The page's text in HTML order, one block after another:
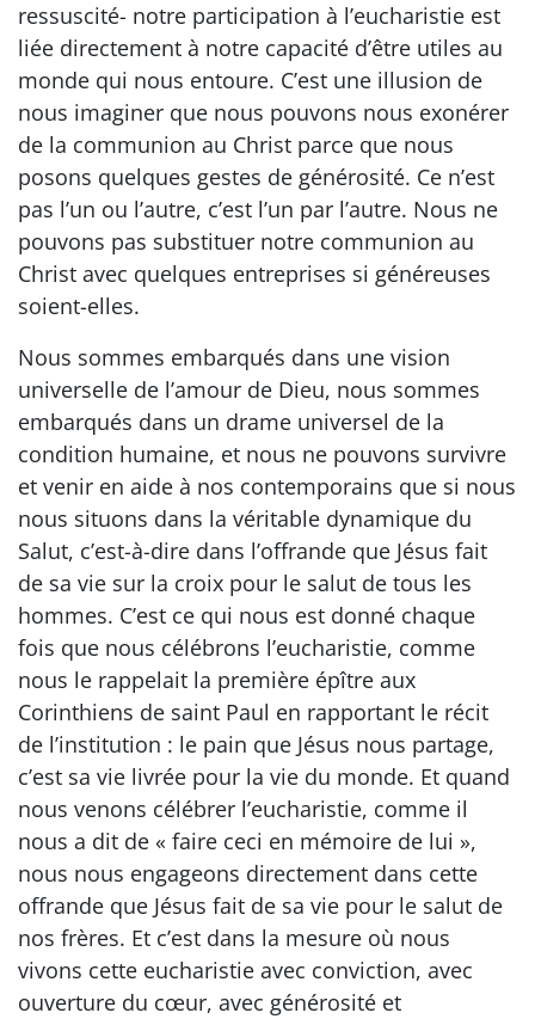
ressuscité- notre participation à l’eucharistie est
liée directement à notre capacité d’être utiles au
monde qui nous entoure. C’est une illusion de
nous imaginer que nous pouvons nous exonérer
de la communion au Christ parce que nous
posons quelques gestes de générosité. Ce n’est
pas l’un ou l’autre, c’est l’un par l’autre. Nous ne
pouvons pas substituer notre communion au
Christ avec quelques entreprises si généreuses
soient-elles.
Nous sommes embarqués dans une vision
universelle de l’amour de Dieu, nous sommes
embarqués dans un drame universel de la
condition humaine, et nous ne pouvons survivre
et venir en aide à nos contemporains que si nous
nous situons dans la véritable dynamique du
Salut, c’est-à-dire dans l’offrande que Jésus fait
de sa vie sur la croix pour le salut de tous les
hommes. C’est ce qui nous est donné chaque
fois que nous célébrons l’eucharistie, comme
nous le rappelait la première épître aux
Corinthiens de saint Paul en rapportant le récit
de l’institution : le pain que Jésus nous partage,
c’est sa vie livrée pour la vie du monde. Et quand
nous venons célébrer l’eucharistie, comme il
nous a dit de « faire ceci en mémoire de lui »,
nous nous engageons directement dans cette
offrande que Jésus fait de sa vie pour le salut de
nos frères. Et c’est dans la mesure où nous
vivons cette eucharistie avec conviction, avec
ouverture du cœur, avec générosité et